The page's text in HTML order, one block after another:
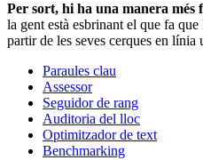
Per sort, hi ha una manera més
la gent està esbrinant el que fa
partir de les seves cerques en
Paraules clau
Assessor
Seguidor de rang
Auditoria del lloc
Optimitzador de text
Benchmarking